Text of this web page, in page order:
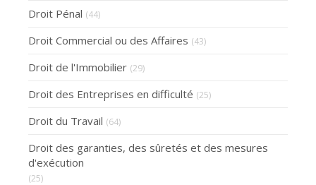
Droit Pénal (44)
Droit Commercial ou des Affaires (43)
Droit de l'Immobilier (29)
Droit des Entreprises en difficulté (25)
Droit du Travail (64)
Droit des garanties, des sûretés et des mesures
d'exécution
(25)